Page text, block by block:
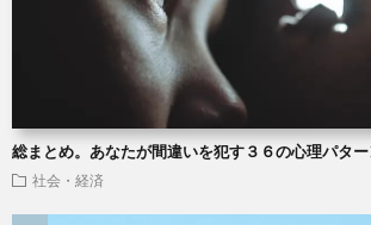
総まとめ。あなたが間違いを犯す３６の心理パタ
社会・経済